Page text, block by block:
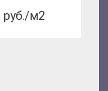
руб./м2